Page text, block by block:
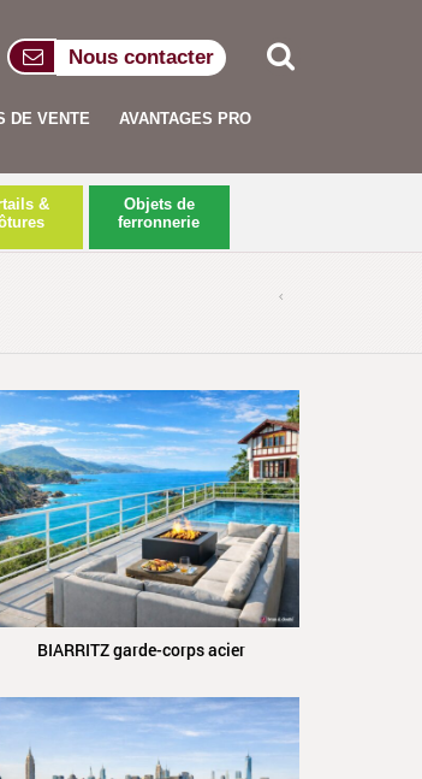
Nous contacter
AVANTAGES PRO
DE VENTE
&
Objets de
ferronnerie
BIARRITZ garde-corps acier